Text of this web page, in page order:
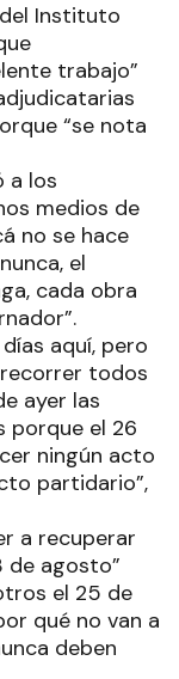
Instituto
trabajo”
“se nota
a los
medios de
no se hace
el
cada obra
aquí, pero
todos
ayer las
porque el 26
ningún acto
partidario”,
a recuperar
de agosto”
el 25 de
qué no van a
deben